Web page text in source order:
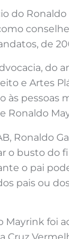
Ronaldo
de
do
e Artes
às
Ronaldo
Ronaldo
o busto do
o pai
pais ou
Mayrink foi